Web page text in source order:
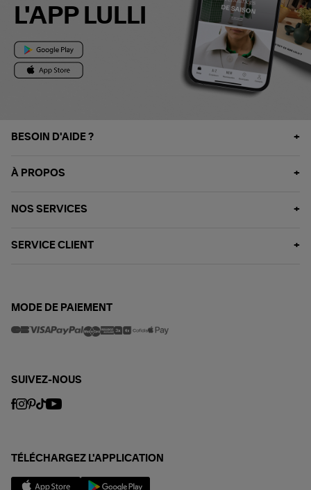
L'APP LULLI
BESOIN D'AIDE ?
À PROPOS
NOS SERVICES
SERVICE CLIENT
MODE DE PAIEMENT
SUIVEZ-NOUS
TÉLÉCHARGEZ L'APPLICATION